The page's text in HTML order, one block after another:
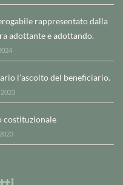
rappresentato dalla
adottante e adottando.
l’ascolto del beneficiario.
costituzionale